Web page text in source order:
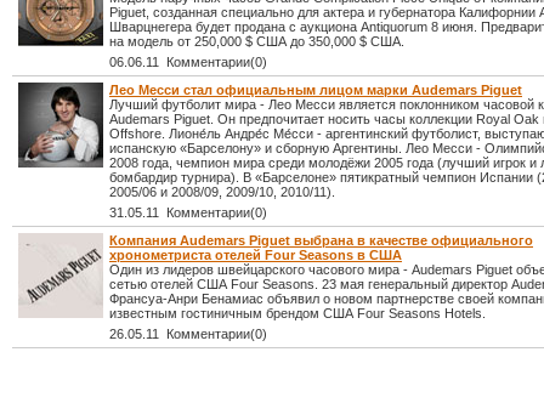
Piguet, созданная специально для актера и губернатора Калифорнии
Шварцнегера будет продана с аукциона Antiquorum 8 июня.
на модель от 250,000 $ США до 350,000 $ США.
06.06.11 Комментарии(0)
Лео Месси стал официальным лицом марки Audemars Piguet
Лучший футболит мира - Лео Месси является поклонником часовой
Audemars Piguet. Он предпочитает носить часы коллекции Royal
Offshore. Лионе́ль Андре́с Ме́сси - аргентинский футболист,
испанскую «Барселону» и сборную Аргентины. Лео Месси -
2008 года, чемпион мира среди молодёжи 2005 года (лучший игрок и
бомбардир турнира). В «Барселоне» пятикратный чемпион Испании
2005/06 и 2008/09, 2009/10, 2010/11).
31.05.11 Комментарии(0)
Компания Audemars Piguet выбрана в качестве официального
хронометриста отелей Four Seasons в США
Один из лидеров швейцарского часового мира - Audemars Piguet
сетью отелей США Four Seasons. 23 мая генеральный директор
Франсуа-Анри Бенамиас объявил о новом партнерстве своей
известным гостиничным брендом США Four Seasons Hotels.
26.05.11 Комментарии(0)